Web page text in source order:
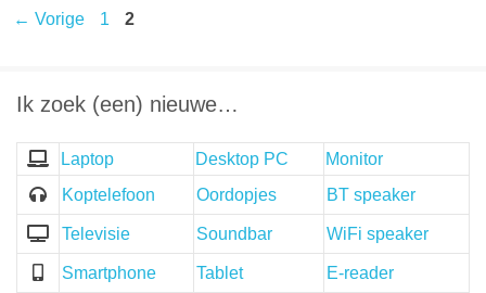
← Vorige Pagina
1 Pagina
2
Ik zoek (een) nieuwe…
Laptop Desktop PC
Monitor
Koptelefoon
Oordopjes BT speaker
Televisie Soundbar WiFi speaker
Smartphone Tablet E-reader